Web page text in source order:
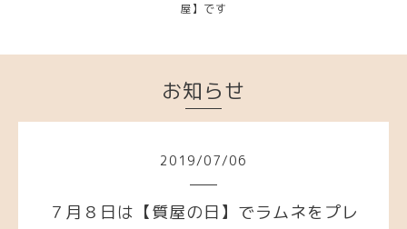
屋】です
お知らせ
2019/07/06
７月８日は【質屋の日】でラムネをプレ